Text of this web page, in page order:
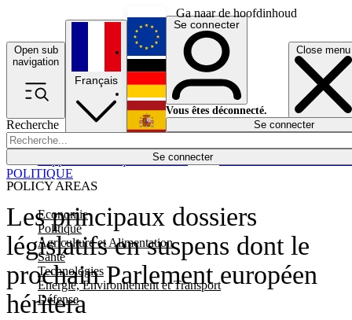
Ga naar de hoofdinhoud
Open sub
navigation
Close menu
Recherche
Se connecter
POLICY AREAS
Economie
Politique
Agriculture et Alimentation
Santé
Technologies
Energie, Environnement et Transport
Défense
Économie
Français
English
Deutsch
Español
Se connecter
Vous êtes déconnecté.
Se connecter
Les principaux dossiers
législatifs en suspens dont le
prochain Parlement européen
héritera
POLITIQUE